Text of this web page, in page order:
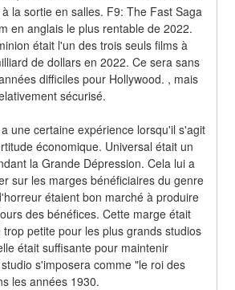
la sortie en salles. F9: The Fast Saga
en anglais le plus rentable de 2022.
était l'un des trois seuls films à
de dollars en 2022. Ce sera sans
difficiles pour Hollywood. , mais
sécurisé.
une certaine expérience lorsqu'il s'agit
économique. Universal était un
la Grande Dépression. Cela lui a
sur les marges bénéficiaires du genre
étaient bon marché à produire
des bénéfices. Cette marge était
petite pour les plus grands studios
était suffisante pour maintenir
s'imposera comme "le roi des
les années 1930.